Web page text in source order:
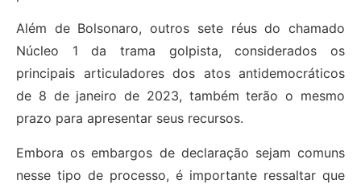
Além de Bolsonaro, outros sete réus do chamado
Núcleo 1 da trama golpista, considerados os
principais articuladores dos atos antidemocráticos
de 8 de janeiro de 2023, também terão o mesmo
prazo para apresentar seus recursos.
Embora os embargos de declaração sejam comuns
nesse tipo de processo, é importante ressaltar que